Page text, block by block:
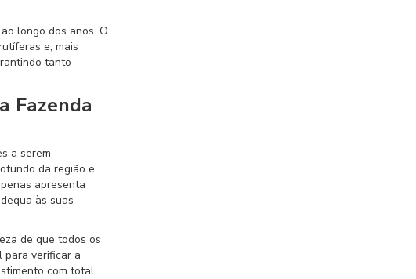
longo dos anos. O
e, mais
tanto
Fazenda
a serem
da região e
apresenta
às suas
de que todos os
para verificar a
com total